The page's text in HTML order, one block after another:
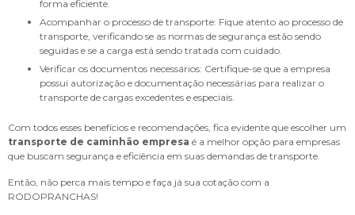
forma eficiente.
Acompanhar o processo de transporte: Fique atento ao processo de
transporte, verificando se as normas de segurança estão sendo
seguidas e se a carga está sendo tratada com cuidado.
Verificar os documentos necessários: Certifique-se que a empresa
possui autorização e documentação necessárias para realizar o
transporte de cargas excedentes e especiais.
Com todos esses benefícios e recomendações, fica evidente que escolher um
transporte de caminhão empresa é a melhor opção para empresas
que buscam segurança e eficiência em suas demandas de transporte.
Então, não perca mais tempo e faça já sua cotação com a
RODOPRANCHAS!